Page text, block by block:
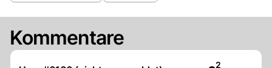
Kommentare
Artikel
2